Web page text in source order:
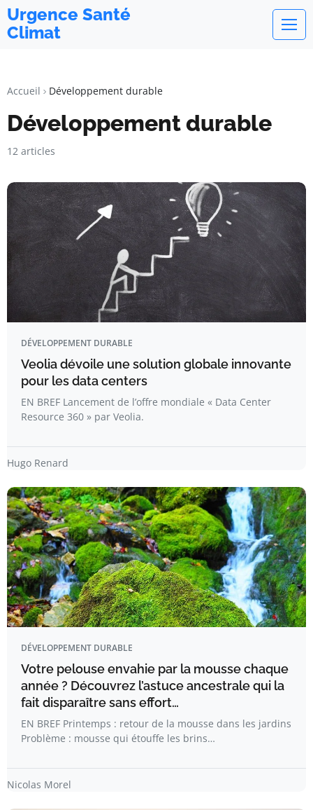
Urgence Santé
Climat
Accueil Développement durable
Développement durable
12 articles
DÉVELOPPEMENT DURABLE
Veolia dévoile une solution globale innovante
pour les data centers
EN BREF Lancement de l’offre mondiale « Data Center
Resource 360 » par Veolia.
Hugo Renard
DÉVELOPPEMENT DURABLE
Votre pelouse envahie par la mousse chaque
année ? Découvrez l’astuce ancestrale qui la
fait disparaître sans effort…
EN BREF Printemps : retour de la mousse dans les jardins
Problème : mousse qui étouffe les brins…
Nicolas Morel